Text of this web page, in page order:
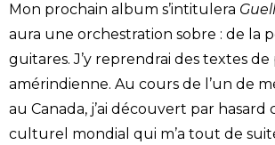
Mon prochain album s’intitulera
aura une orchestration sobre : de la
guitares. J’y reprendrai des textes de
amérindienne. Au cours de l’un de
au Canada, j’ai découvert par hasard
culturel mondial qui m’a tout de suite